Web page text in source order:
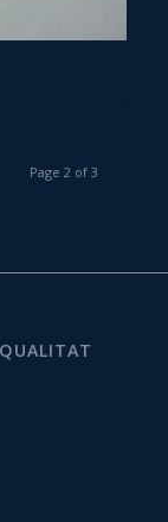
Page 2 of 3